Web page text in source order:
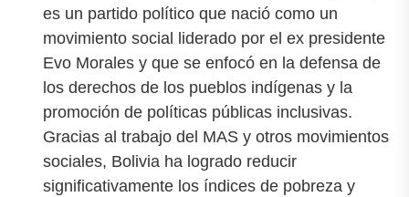
es un partido político que nació como un
movimiento social liderado por el ex presidente
Evo Morales y que se enfocó en la defensa de
los derechos de los pueblos indígenas y la
promoción de políticas públicas inclusivas.
Gracias al trabajo del MAS y otros movimientos
sociales, Bolivia ha logrado reducir
significativamente los índices de pobreza y